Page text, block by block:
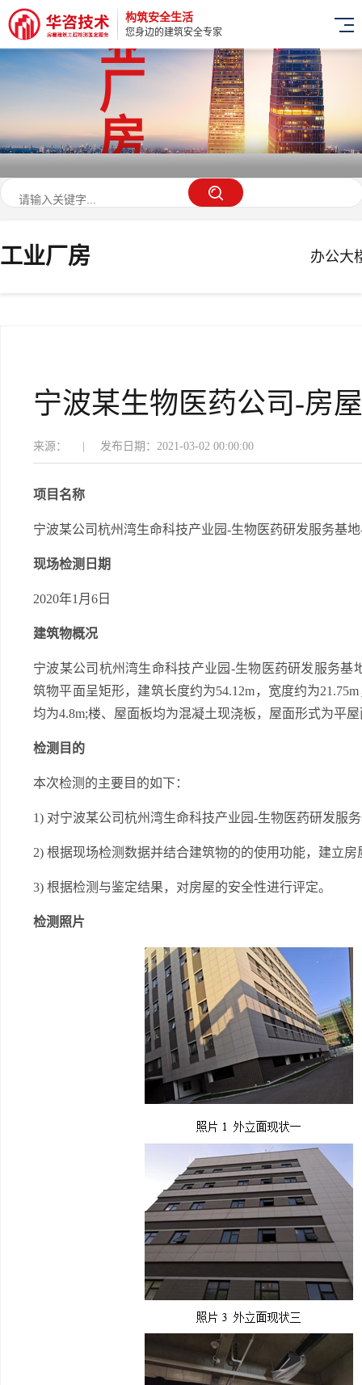
构筑安全生活
您身边的建筑安全专家
业
厂
房
工业厂房 办公大
宁波某生物医药公司-房
来源： 发布日期：2021-03-02 00:00:00
项目名称
宁波某公司杭州湾生命科技产业园-生物医药研发服务基地
现场检测日期
2020年1月6日
建筑物概况
宁波某公司杭州湾生命科技产业园-生物医药研发服务
筑物平面呈矩形，建筑长度约为54.12m，宽度约为
均为4.8m;楼、屋面板均为混凝土现浇板，屋面形式为平
检测目的
本次检测的主要目的如下：
1) 对宁波某公司杭州湾生命科技产业园-生物医药研发服
2) 根据现场检测数据并结合建筑物的的使用功能，建立
3) 根据检测与鉴定结果，对房屋的安全性进行评定。
检测照片